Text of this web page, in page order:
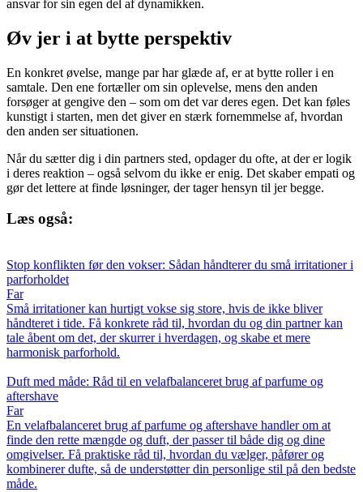
ansvar for sin egen del af dynamikken.
Øv jer i at bytte perspektiv
En konkret øvelse, mange par har glæde af, er at bytte roller i en
samtale. Den ene fortæller om sin oplevelse, mens den anden
forsøger at gengive den – som om det var deres egen. Det kan føles
kunstigt i starten, men det giver en stærk fornemmelse af, hvordan
den anden ser situationen.
Når du sætter dig i din partners sted, opdager du ofte, at der er logik
i deres reaktion – også selvom du ikke er enig. Det skaber empati og
gør det lettere at finde løsninger, der tager hensyn til jer begge.
Læs også:
Stop konflikten før den vokser: Sådan håndterer du små irritationer i
parforholdet
Far
Små irritationer kan hurtigt vokse sig store, hvis de ikke bliver
håndteret i tide. Få konkrete råd til, hvordan du og din partner kan
tale åbent om det, der skurrer i hverdagen, og skabe et mere
harmonisk parforhold.
Duft med måde: Råd til en velafbalanceret brug af parfume og
aftershave
Far
En velafbalanceret brug af parfume og aftershave handler om at
finde den rette mængde og duft, der passer til både dig og dine
omgivelser. Få praktiske råd til, hvordan du vælger, påfører og
kombinerer dufte, så de understøtter din personlige stil på den bedste
måde.